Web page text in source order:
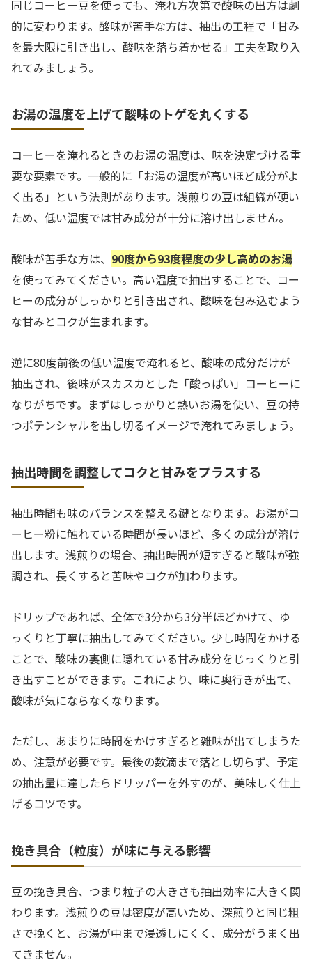
同じコーヒー豆を使っても、淹れ方次第で酸味の出方は劇
的に変わります。酸味が苦手な方は、抽出の工程で「甘み
を最大限に引き出し、酸味を落ち着かせる」工夫を取り入
れてみましょう。
お湯の温度を上げて酸味のトゲを丸くする
コーヒーを淹れるときのお湯の温度は、味を決定づける重
要な要素です。一般的に「お湯の温度が高いほど成分がよ
く出る」という法則があります。浅煎りの豆は組織が硬い
ため、低い温度では甘み成分が十分に溶け出しません。
酸味が苦手な方は、 90度から93度程度の少し高めのお湯
を使ってみてください。高い温度で抽出することで、コー
ヒーの成分がしっかりと引き出され、酸味を包み込むよう
な甘みとコクが生まれます。
逆に80度前後の低い温度で淹れると、酸味の成分だけが
抽出され、後味がスカスカとした「酸っぱい」コーヒーに
なりがちです。まずはしっかりと熱いお湯を使い、豆の持
つポテンシャルを出し切るイメージで淹れてみましょう。
抽出時間を調整してコクと甘みをプラスする
抽出時間も味のバランスを整える鍵となります。お湯がコ
ーヒー粉に触れている時間が長いほど、多くの成分が溶け
出します。浅煎りの場合、抽出時間が短すぎると酸味が強
調され、長くすると苦味やコクが加わります。
ドリップであれば、全体で3分から3分半ほどかけて、ゆ
っくりと丁寧に抽出してみてください。少し時間をかける
ことで、酸味の裏側に隠れている甘み成分をじっくりと引
き出すことができます。これにより、味に奥行きが出て、
酸味が気にならなくなります。
ただし、あまりに時間をかけすぎると雑味が出てしまうた
め、注意が必要です。最後の数滴まで落とし切らず、予定
の抽出量に達したらドリッパーを外すのが、美味しく仕上
げるコツです。
挽き具合（粒度）が味に与える影響
豆の挽き具合、つまり粒子の大きさも抽出効率に大きく関
わります。浅煎りの豆は密度が高いため、深煎りと同じ粗
さで挽くと、お湯が中まで浸透しにくく、成分がうまく出
てきません。